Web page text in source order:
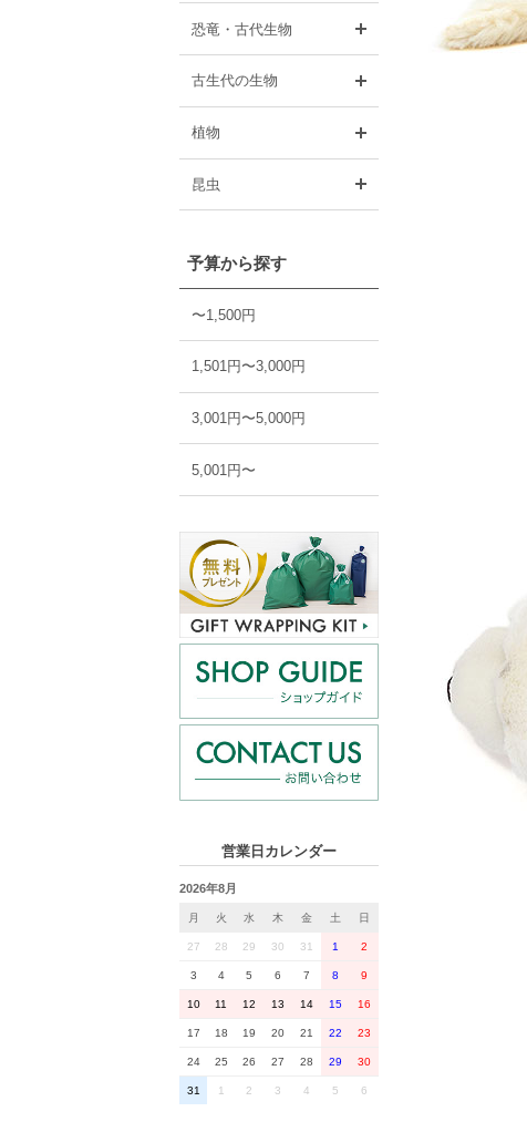
恐竜・古代生物
古生代の生物
植物
昆虫
予算から探す
〜1,500円
1,501円〜3,000円
3,001円〜5,000円
5,001円〜
営業日カレンダー
2026年8月
月 火 水 木 金 土 日
27 28 29 30 31 1 2
3 4 5 6 7 8 9
10 11 12 13 14 15 16
17 18 19 20 21 22 23
24 25 26 27 28 29 30
31 1 2 3 4 5 6